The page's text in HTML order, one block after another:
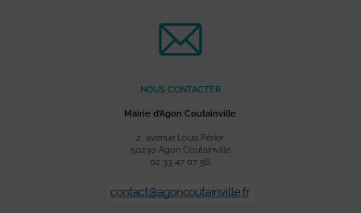
NOUS CONTACTER
Mairie d’Agon Coutainville
2, avenue Louis Périer
50230 Agon Coutainville
02 33 47 07 56